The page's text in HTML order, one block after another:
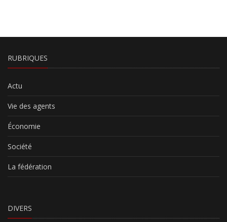
RUBRIQUES
Actu
Vie des agents
Économie
Société
La fédération
DIVERS